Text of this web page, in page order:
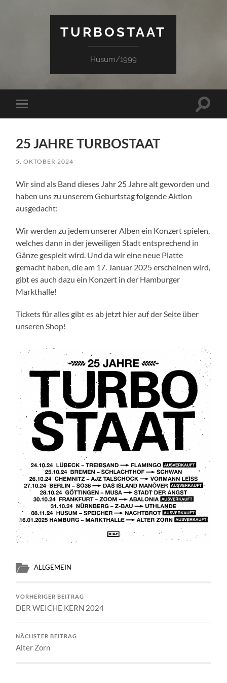
TURBOSTAAT
Husum/1999
Mobile-
Menü
25 JAHRE TURBOSTAAT
5. OKTOBER 2024
Wir sind als Band dieses Jahr 25 Jahre alt geworden und
haben uns zu unserem Geburtstag folgende Aktion
ausgedacht:
Wir werden zu jedem unserer Alben ein Konzert spielen,
welches dann in der jeweiligen Stadt entsprechend in
Gänze gespielt wird. Und da wir eine neue Platte
gemacht haben, die am 17. Januar 2025 erscheinen wird,
gibt es auch dazu ein Konzert in der Hamburger
Markthalle!
Tickets für alles gibt es ab jetzt hier auf der Seite über
unseren Shop!
ALLGEMEIN
VORHERIGER BEITRAG
DER WEICHE KERN 2024
NÄCHSTER BEITRAG
Alter Zorn